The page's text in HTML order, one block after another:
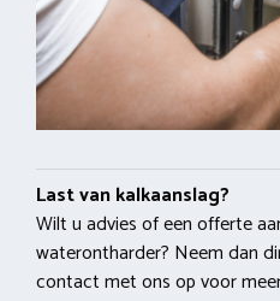
Last van kalkaanslag?
Wilt u advies of een offerte
waterontharder? Neem dan
contact met ons op voor